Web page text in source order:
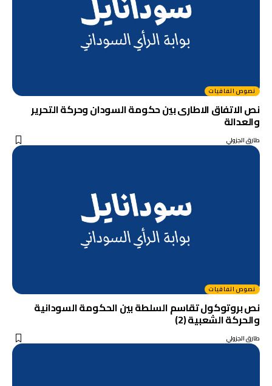
نصوص اتفاقيات
نص الاتفاق الاطارى بين حكومة السودان وحركة التحرير
والعدالة
طارق الجزولي
نصوص اتفاقيات
نص بروتوكول تقاسم السلطة بين الحكومة السودانية
والحركة الشعبية (2)
طارق الجزولي